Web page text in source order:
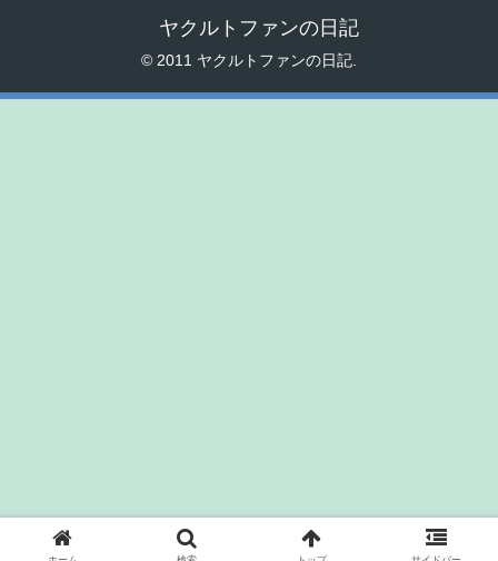
ヤクルトファンの日記
© 2011 ヤクルトファンの日記.